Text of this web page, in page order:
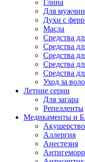
Глина
Для мужчин
Духи с
Масла
Средства
Средства
Средства
Средства
Средства
Уход за
Летние серии
Для загара
Репелленты
Медикаменты и
Аллергия
Анестезия